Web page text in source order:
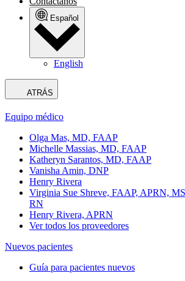
Español
English
ATRÁS
Equipo médico
Olga Mas, MD, FAAP
Michelle Massias, MD, FAAP
Katheryn Sarantos, MD, FAAP
Vanisha Amin, DNP
Henry Rivera
Virginia Sue Shreve, FAAP, APRN,
RN
Henry Rivera, APRN
Ver todos los proveedores
Nuevos pacientes
Guía para pacientes nuevos